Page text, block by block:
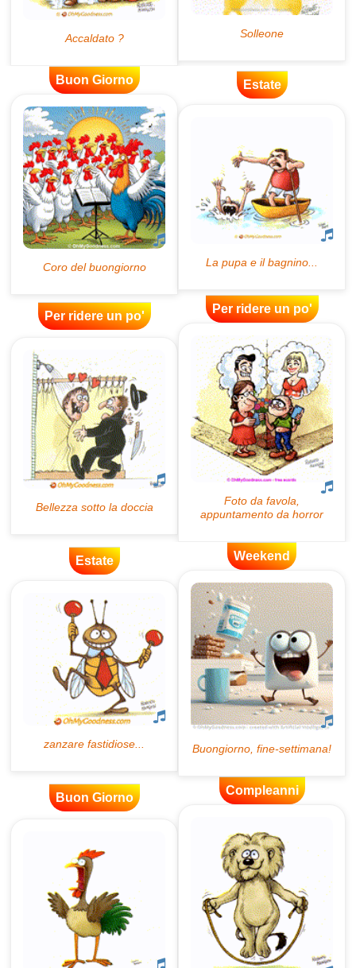
Buon Giorno Estate
Per ridere un po'
Per ridere un po'
Estate Weekend
Buon Giorno
Compleanni